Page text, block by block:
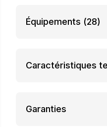
Équipements (28)
Caractéristiques
Garanties